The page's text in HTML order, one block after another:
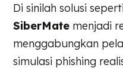
Di sinilah solusi
SiberMate menjadi
menggabungkan
simulasi phishing